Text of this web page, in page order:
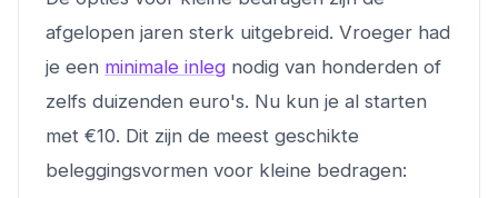
afgelopen jaren sterk uitgebreid. Vroeger had
je een minimale inleg nodig van honderden of
zelfs duizenden euro's. Nu kun je al starten
met €10. Dit zijn de meest geschikte
beleggingsvormen voor kleine bedragen: